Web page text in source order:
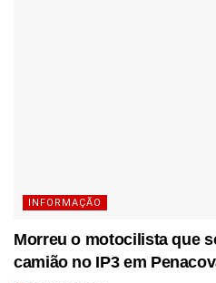
INFORMAÇÃO
Morreu o motocilista que
camião no IP3 em